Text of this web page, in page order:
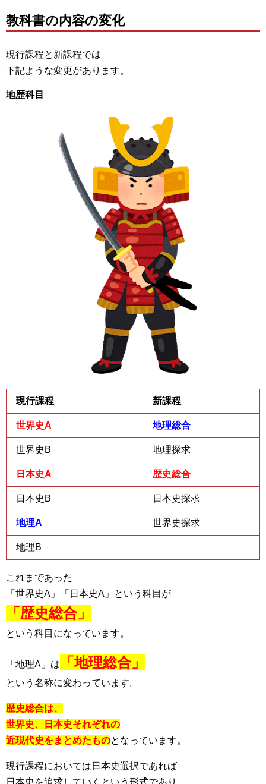
教科書の内容の変化
現行課程と新課程では
下記ような変更があります。
地歴科目
現行課程 新課程
世界史A 地理総合
世界史B 地理探求
日本史A 歴史総合
日本史B 日本史探求
地理A 世界史探求
地理B
これまであった
「世界史A」「日本史A」という科目が
「歴史総合」
という科目になっています。
「地理A」は 「地理総合」
という名称に変わっています。
歴史総合は、
世界史、日本史それぞれの
近現代史をまとめたものとなっています。
現行課程においては日本史選択であれば